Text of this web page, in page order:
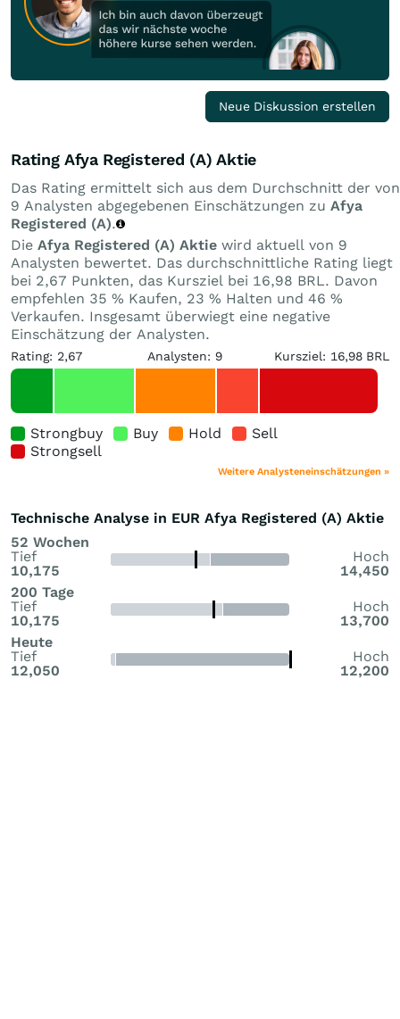
Neue Diskussion erstellen
Rating Afya Registered (A) Aktie
Das Rating ermittelt sich aus dem Durchschnitt der von
9 Analysten abgegebenen Einschätzungen zu Afya
Registered (A).
Die Afya Registered (A) Aktie wird aktuell von 9
Analysten bewertet. Das durchschnittliche Rating liegt
bei 2,67 Punkten, das Kursziel bei 16,98 BRL. Davon
empfehlen 35 % Kaufen, 23 % Halten und 46 %
Verkaufen. Insgesamt überwiegt eine negative
Einschätzung der Analysten.
Rating: 2,67 Analysten: 9 Kursziel: 16,98 BRL
Strongbuy Buy Hold
Sell
Strongsell
Weitere Analysteneinschätzungen »
Technische Analyse in EUR Afya Registered (A) Aktie
52 Wochen
Tief
10,175
Hoch
14,450
200 Tage
Tief
10,175
Hoch
13,700
Heute
Tief
12,050
Hoch
12,200